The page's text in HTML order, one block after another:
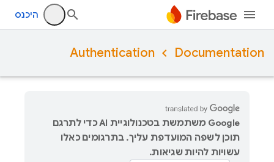
היכנס
Documentation
Authentication
‫Google משתמשת בטכנולוגיית AI כדי לתרגם
תוכן לשפה המועדפת עליך. בתרגומים כאלו
עשויות להיות שגיאות.